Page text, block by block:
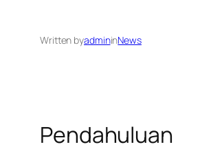
Written byadmininNews
Pendahuluan